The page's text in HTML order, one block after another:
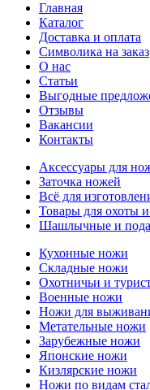
Главная
Каталог
Доставка и оплата
Символика на заказ
О нас
Статьи
Выгодные
Отзывы
Вакансии
Контакты
Аксессуары для
Заточка ножей
Всё для
Товары для охоты
Шашлычные и
Кухонные ножи
Складные ножи
Охотничьи и
Военные ножи
Ножи для
Метательные ножи
Зарубежные ножи
Японские ножи
Кизлярские ножи
Ножи по видам